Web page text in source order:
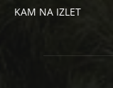
KAM NA IZLET